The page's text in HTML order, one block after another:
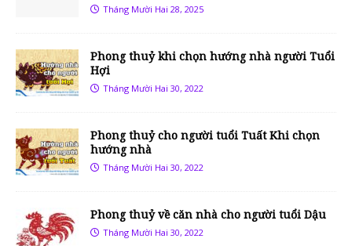
Tháng Mười Hai 28, 2025
Phong thuỷ khi chọn hướng nhà người Tuổi
Hợi
Tháng Mười Hai 30, 2022
Phong thuỷ cho người tuổi Tuất Khi chọn
hướng nhà
Tháng Mười Hai 30, 2022
Phong thuỷ về căn nhà cho người tuổi Dậu
Tháng Mười Hai 30, 2022